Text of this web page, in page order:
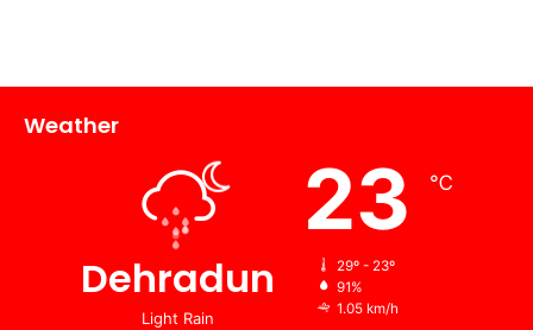
Weather
Dehradun
Light Rain
23 ℃
29º - 23º
91%
1.05 km/h